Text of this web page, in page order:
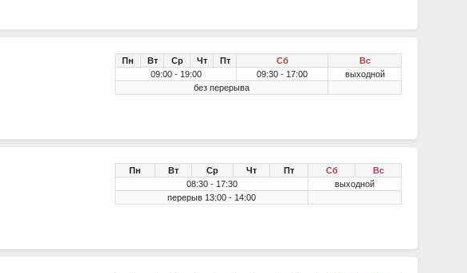
Пн Вт Ср Чт Пт Сб
Вс
09:00 - 19:00
09:30 - 17:00
выходной
без перерыва
Пн Вт Ср Чт Пт Сб
Вс
08:30 - 17:30
выходной
перерыв 13:00 - 14:00